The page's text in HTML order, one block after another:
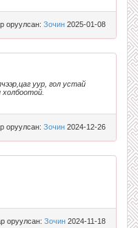
оруулсан: Зочин 2025-01-08
уур, гол устай
холбоотой.
оруулсан: Зочин 2024-12-26
оруулсан: Зочин 2024-11-18